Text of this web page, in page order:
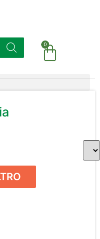
0